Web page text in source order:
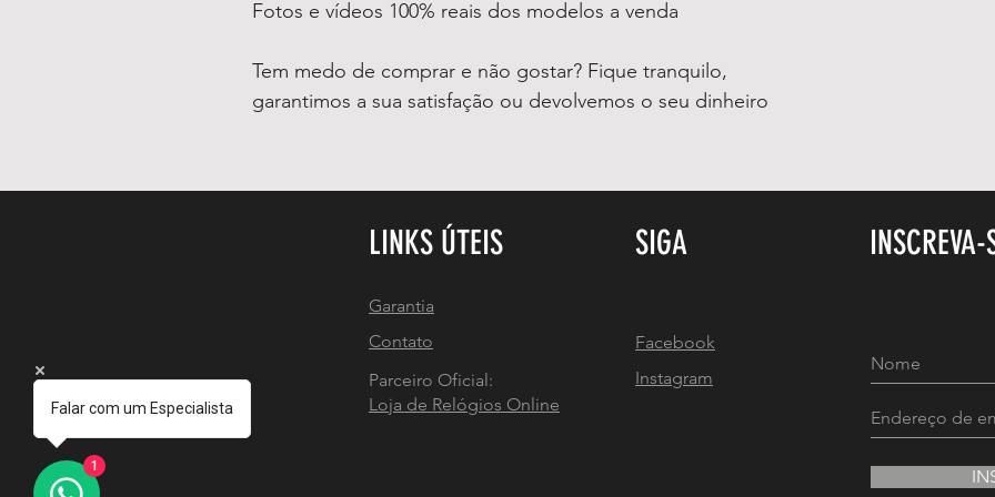
Fotos e vídeos 100% reais dos modelos a venda
Tem medo de comprar e não gostar? Fique tranquilo,
garantimos a sua satisfação ou devolvemos o seu dinheiro
LINKS ÚTEIS SIGA INSCREVA-
Garantia
Contato
Parceiro Oficial:
Loja de Relógios Online
Facebook
Instagram
Falar com um Especialista
1